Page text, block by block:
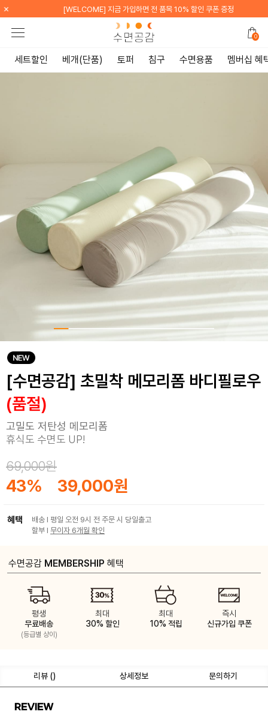
인 쿠폰 증정 × [WELCOME] 카카오톡 채널 친구 추가
0
세트할인 베개(단품) 토퍼 침구 수면용품 멤버십 혜
[수면공감] 초밀착 메모리폼 바디필로우
(품절)
고밀도 저탄성 메모리폼
휴식도 수면도 UP!
69,000원
43% 39,000원
혜택
배송 I 평일 오전 9시 전 주문 시 당일출고
할부 I 무이자 6개월 확인
수면공감 MEMBERSHIP 혜택
평생
무료배송
(등급별 상이)
최대
30% 할인
최대
10% 적립
즉시
신규가입 쿠폰
리뷰 () 상세정보 문의하기